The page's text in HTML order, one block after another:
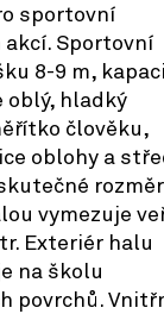
sportovní
Sportovní
8-9 m,
oblý, hladký
člověku,
oblohy a
vymezuje
Exteriér halu
na školu
povrchů.